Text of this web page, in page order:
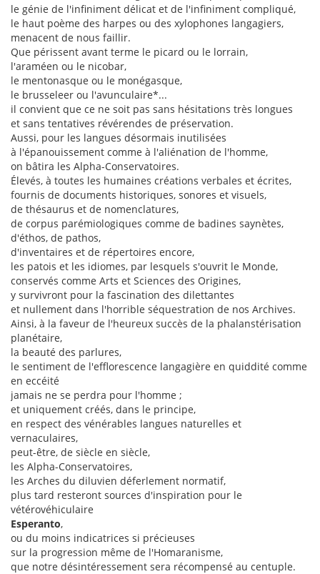
le génie de l'infiniment délicat et de l'infiniment compliqué,
le haut poème des harpes ou des xylophones langagiers,
menacent de nous faillir.
Que périssent avant terme le picard ou le lorrain,
l'araméen ou le nicobar,
le mentonasque ou le monégasque,
le brusseleer ou l'avunculaire*...
il convient que ce ne soit pas sans hésitations très longues
et sans tentatives révérendes de préservation.
Aussi, pour les langues désormais inutilisées
à l'épanouissement comme à l'aliénation de l'homme,
on bâtira les Alpha-Conservatoires.
Élevés, à toutes les humaines créations verbales et écrites,
fournis de documents historiques, sonores et visuels,
de thésaurus et de nomenclatures,
de corpus parémiologiques comme de badines saynètes,
d'éthos, de pathos,
d'inventaires et de répertoires encore,
les patois et les idiomes, par lesquels s'ouvrit le Monde,
conservés comme Arts et Sciences des Origines,
y survivront pour la fascination des dilettantes
et nullement dans l'horrible séquestration de nos Archives.
Ainsi, à la faveur de l'heureux succès de la phalanstérisation
planétaire,
la beauté des parlures,
le sentiment de l'efflorescence langagière en quiddité comme
en eccéité
jamais ne se perdra pour l'homme ;
et uniquement créés, dans le principe,
en respect des vénérables langues naturelles et
vernaculaires,
peut-être, de siècle en siècle,
les Alpha-Conservatoires,
les Arches du diluvien déferlement normatif,
plus tard resteront sources d'inspiration pour le
vétérovéhiculaire
Esperanto,
ou du moins indicatrices si précieuses
sur la progression même de l'Homaranisme,
que notre désintéressement sera récompensé au centuple.